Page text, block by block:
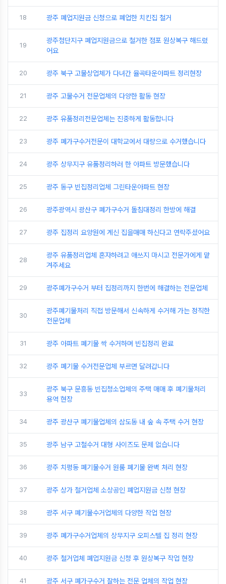
18 광주 폐업지원금 신청으로 폐업한 치킨집 철거
19
광주첨단지구 폐업지원금으로 철거한 점포 원상복구 해드렸
어요
20 광주 북구 고물상업체가 다녀간 율곡타운아파트 정리현장
21 광주 고물수거 전문업체의 다양한 활동 현장
22 광주 유품정리전문업체는 진중하게 활동합니다
23 광주 폐가구수거전문이 대학교에서 대량으로 수거했습니다
24 광주 상무지구 유품정리하러 한 아파트 방문했습니다
25 광주 동구 빈집정리업체 그린타운아파트 현장
26 광주광역시 광산구 폐가구수거 돌침대정리 한방에 해결
27 광주 집정리 요양원에 계신 집을매매 하신다고 연락주셨어요
28
광주 유품정리업체 혼자하려고 애쓰지 마시고 전문가에게 맡
겨주세요
29 광주폐가구수거 부터 집정리까지 한번에 해결하는 전문업체
30
광주폐기물처리 직접 방문해서 신속하게 수거해 가는 정직한
전문업체
31 광주 아파트 폐기물 싹 수거하며 빈집정리 완료
32 광주 폐기물 수거전문업체 부르면 달려갑니다
33
광주 북구 문흥동 빈집청소업체의 주택 매매 후 폐기물처리
용역 현장
34 광주 광산구 폐기물업체의 삼도동 내 숲 속 주택 수거 현장
35 광주 남구 고철수거 대형 사이즈도 문제 없습니다
36 광주 치평동 폐기물수거 원룸 폐기물 완벽 처리 현장
37 광주 상가 철거업체 소상공인 폐업지원금 신청 현장
38 광주 서구 폐기물수거업체의 다양한 작업 현장
39 광주 폐가구수거업체의 상무지구 오피스텔 집 정리 현장
40 광주 철거업체 폐업지원금 신청 후 원상복구 작업 현장
41 광주 서구 폐가구수거 잘하는 전문 업체의 작업 현장